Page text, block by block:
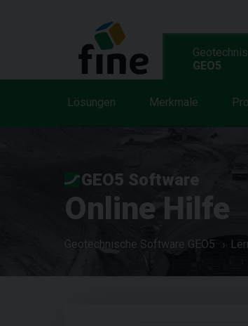
GEO5
Lösungen Merkmale
GEO5 Software
Online Hilfe
Geotechnische Software GEO5